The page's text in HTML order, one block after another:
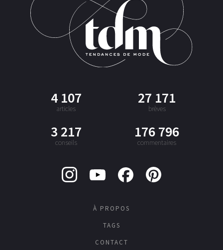
4 107
articles
27 171
brèves
3 217
conseils
176 796
commentaires
À PROPOS
TAGS
CONTACT